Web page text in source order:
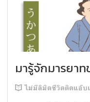
มารู้จักมารยาท
ไม่มีลิมิตชีวิตติดแอ๊บ